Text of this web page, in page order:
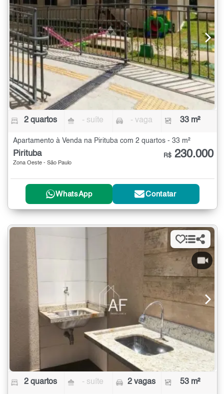
2 quartos - suíte - vaga 33 m²
Apartamento à Venda na Pirituba com 2 quartos - 33 m²
Pirituba
Zona Oeste - São Paulo
R$ 230.000
WhatsApp Contatar
2 quartos - suíte 2 vagas 53 m²